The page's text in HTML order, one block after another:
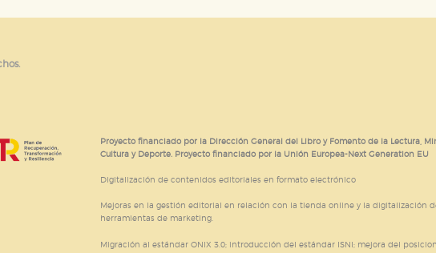
Proyecto financiado por la Dirección General del Libro y Fomento de la Lectura,
Cultura y Deporte. Proyecto financiado por la Unión Europea-Next Generation EU
Digitalización de contenidos editoriales en formato electrónico
Mejoras en la gestión editorial en relación con la tienda online y la digitalización
herramientas de marketing.
Migración al estándar ONIX 3.0; introducción del estándar ISNI; mejora del